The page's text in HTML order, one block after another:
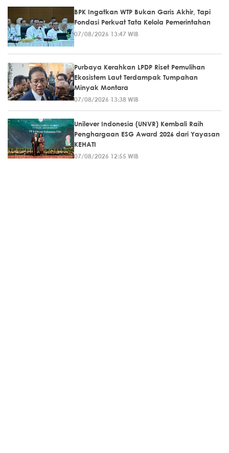
BPK Ingatkan WTP Bukan Garis Akhir, Tapi
Fondasi Perkuat Tata Kelola Pemerintahan
07/08/2026 13:47 WIB
Purbaya Kerahkan LPDP Riset Pemulihan
Ekosistem Laut Terdampak Tumpahan
Minyak Montara
07/08/2026 13:38 WIB
Unilever Indonesia (UNVR) Kembali Raih
Penghargaan ESG Award 2026 dari Yayasan
KEHATI
07/08/2026 12:55 WIB